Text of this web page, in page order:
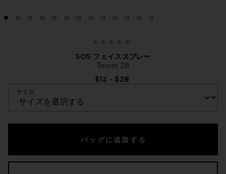
SOS フェイススプレー
Tower 28
$12 - $28
サイズ
バッグに追加する